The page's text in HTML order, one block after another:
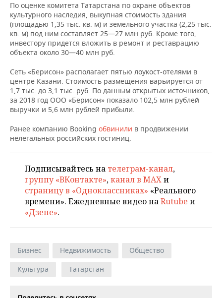
НЕФТЬ
ОПК
РОЗНИЧНАЯ ТОРГОВЛЯ
ТРАНСПОРТ
УСЛУГИ
НОВОСТИ ТЕХНОЛОГИЙ
IT
МЕДИА
ТЕЛЕКОММУНИКАЦИИ
МЕРОПРИЯТИЯ
НОВОСТИ МЕРОПРИЯТИЙ
ВЫЕЗДНАЯ РЕДАКЦИЯ
БИЗНЕС-БРАНЧИ
ONLINE-КОНФЕРЕНЦИИ
ОТКРЫТАЯ ЛЕКЦИЯ
СПОРТ
НОВОСТИ СПОРТА
ФУТБОЛ
ХОККЕЙ
БАСКЕТБОЛ
КИБЕРСПОРТ
ФИГУРНОЕ КАТАНИЕ
ВОДНЫЕ ВИДЫ СПОРТА
ОБЩЕСТВО
НОВОСТИ ОБЩЕСТВА
ВЛАСТЬ
ИНФРАСТРУКТУРА
КУЛЬТУРА
МЕДИЦИНА
ОБРАЗОВАНИЕ
ФОТОГАЛЕРЕЯ
СЮЖЕТЫ
СПРАВОЧНИК
СПИСОК КОМПАНИЙ
По оценке комитета Татарстана по охране объектов
культурного наследия, выкупная стоимость здания
(площадью 1,35 тыс. кв. м) и земельного участка (2,25 тыс.
кв. м) под ним составляет 25—27 млн руб. Кроме того,
инвестору придется вложить в ремонт и реставрацию
объекта около 30—40 млн руб.
Сеть «Берисон» располагает пятью лоукост-отелями в
центре Казани. Стоимость размещения варьируется от
1,7 тыс. до 3,1 тыс. руб. По данным открытых источников,
за 2018 год ООО «Берисон» показало 102,5 млн рублей
выручки и 5,6 млн рублей прибыли.
Ранее компанию Booking обвинили в продвижении
нелегальных российских гостиниц.
Подписывайтесь на телеграм-канал,
группу «ВКонтакте»,канал в MAXи
страницу в «Одноклассниках» «Реального
времени». Ежедневные видео наRutube и
«Дзене».
Бизнес Недвижимость
Общество
Культура
Татарстан